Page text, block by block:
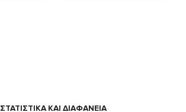
ΣΤΑΤΙΣΤΙΚΑ ΚΑΙ ΔΙΑΦΑΝΕΙΑ